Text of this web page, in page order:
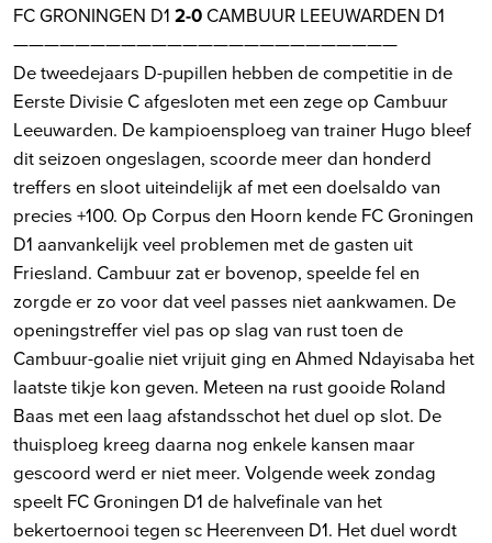
FC GRONINGEN D1 2-0 CAMBUUR LEEUWARDEN D1
—————————————————————————
De tweedejaars D-pupillen hebben de competitie in de
Eerste Divisie C afgesloten met een zege op Cambuur
Leeuwarden. De kampioensploeg van trainer Hugo bleef
dit seizoen ongeslagen, scoorde meer dan honderd
treffers en sloot uiteindelijk af met een doelsaldo van
precies +100. Op Corpus den Hoorn kende FC Groningen
D1 aanvankelijk veel problemen met de gasten uit
Friesland. Cambuur zat er bovenop, speelde fel en
zorgde er zo voor dat veel passes niet aankwamen. De
openingstreffer viel pas op slag van rust toen de
Cambuur-goalie niet vrijuit ging en Ahmed Ndayisaba het
laatste tikje kon geven. Meteen na rust gooide Roland
Baas met een laag afstandsschot het duel op slot. De
thuisploeg kreeg daarna nog enkele kansen maar
gescoord werd er niet meer. Volgende week zondag
speelt FC Groningen D1 de halvefinale van het
bekertoernooi tegen sc Heerenveen D1. Het duel wordt